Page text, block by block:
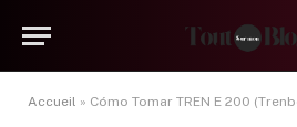
Accueil » Cómo Tomar TREN E 200 (Trenbolone